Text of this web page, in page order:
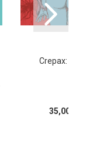
Crepax:
35,00